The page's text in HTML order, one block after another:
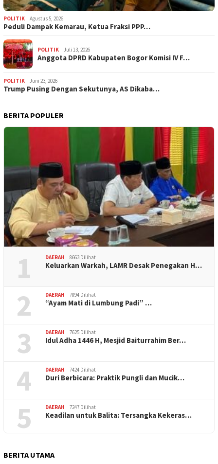
POLITIK Agustus 5, 2026
‎Peduli Dampak Kemarau, Ketua Fraksi PPP…
POLITIK Juli 13, 2026
Anggota DPRD Kabupaten Bogor Komisi IV F…
POLITIK Juni 23, 2026
Trump Pusing Dengan Sekutunya, AS Dikaba…
BERITA POPULER
1 DAERAH 8663 Dilihat
Keluarkan Warkah, LAMR Desak Penegakan H…
2 DAERAH 7894 Dilihat
“Ayam Mati di Lumbung Padi” …
3 DAERAH 7625 Dilihat
Idul Adha 1446 H, Mesjid Baiturrahim Ber…
4 DAERAH 7424 Dilihat
Duri Berbicara: Praktik Pungli dan Mucik…
5 DAERAH 7247 Dilihat
Keadilan untuk Balita: Tersangka Kekeras…
BERITA UTAMA